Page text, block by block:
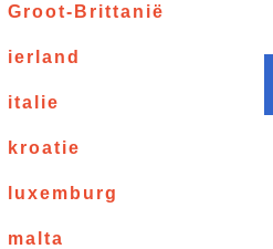
Groot-Brittanië
ierland
italie
kroatie
luxemburg
malta